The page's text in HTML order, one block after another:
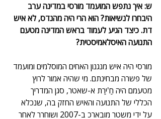
ש: איך נתפש המועמד מורסי במדינה ערב
היבחרו לנשיאות? הוא הרי היה מהנדס, לא איש
דת. כיצד הגיע לעמוד בראש המדינה מטעם
התנועה האיסלאמיסטית?
מורסי היה איש מנגנון האחים המוסלמים ומועמד
של פשרה מבחינתם. מי שהיה אמור לרוץ
מטעמם היה חַ'ירַת א-שאטר, סגן המדריך
הכללי של התנועה והאיש החזק בה, שנכלא
על ידי משטר מובארכ ב-2007 ושוחרר לאחר